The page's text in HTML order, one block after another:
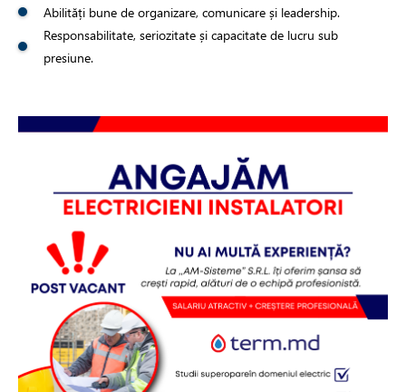
Abilități bune de organizare, comunicare și leadership.
Responsabilitate, seriozitate și capacitate de lucru sub
presiune.